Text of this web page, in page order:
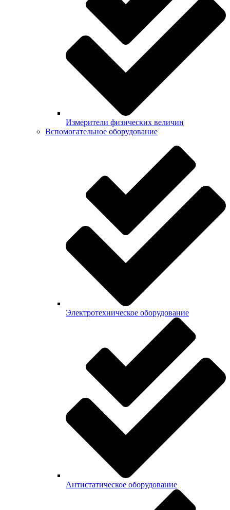
Измерители физических величин
Вспомогательное оборудование
Электротехническое оборудование
Антистатическое оборудование